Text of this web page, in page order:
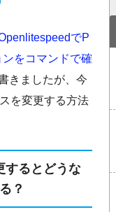
でP
をコマンドで確
きましたが、今
を変更する方法
するとどうな
る？